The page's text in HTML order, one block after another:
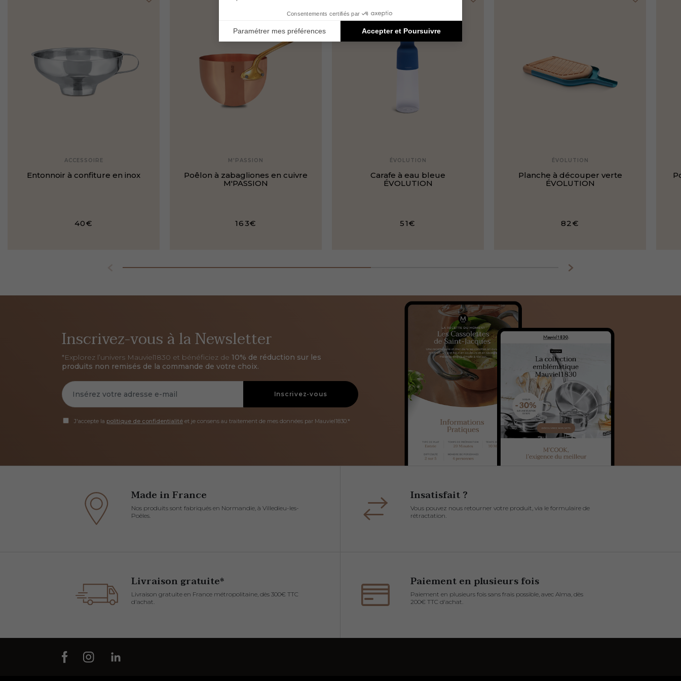
ACCESSOIRE
Entonnoir à confiture en inox
40€
M'PASSION
Poêlon à zabagliones en cuivre
M'PASSION
163€
ÉVOLUTION
Carafe à eau bleue
ÉVOLUTION
51€
ÉVOLUTION
Planche à découper verte
ÉVOLUTION
82€
Inscrivez-vous à la Newsletter
*Explorez l’univers Mauviel1830 et bénéficiez de 10% de réduction sur les
produits non remisés de la commande de votre choix.
Inscrivez-vous
J'accepte la politique de confidentialité et je consens au traitement de mes données par Mauviel1830.*
Made in France
Nos produits sont fabriqués en Normandie, à Villedieu-les-
Poêles.
Insatisfait ?
Vous pouvez nous retourner votre produit, via le formulaire de
rétractation.
Livraison gratuite*
Livraison gratuite en France métropolitaine, dès 300€ TTC
d'achat.
Paiement en plusieurs fois
Paiement en plusieurs fois sans frais possible, avec Alma, dès
200€ TTC d'achat.